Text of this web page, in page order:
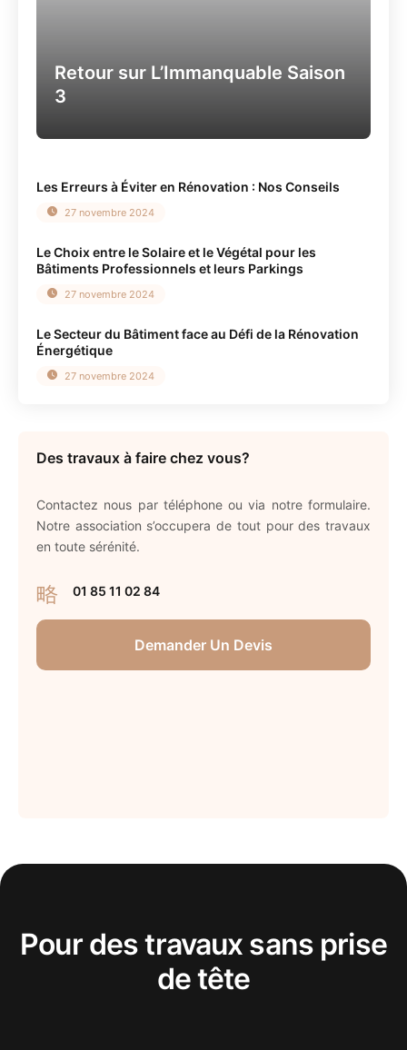
Retour sur L’Immanquable Saison
3
Les Erreurs à Éviter en Rénovation : Nos Conseils
27 novembre 2024
Le Choix entre le Solaire et le Végétal pour les
Bâtiments Professionnels et leurs Parkings
27 novembre 2024
Le Secteur du Bâtiment face au Défi de la Rénovation
Énergétique
27 novembre 2024
Des travaux à faire chez vous?
Contactez nous par téléphone ou via notre formulaire.
Notre association s’occupera de tout pour des travaux
en toute sérénité.
01 85 11 02 84
Demander Un Devis
Pour des travaux sans prise
de tête